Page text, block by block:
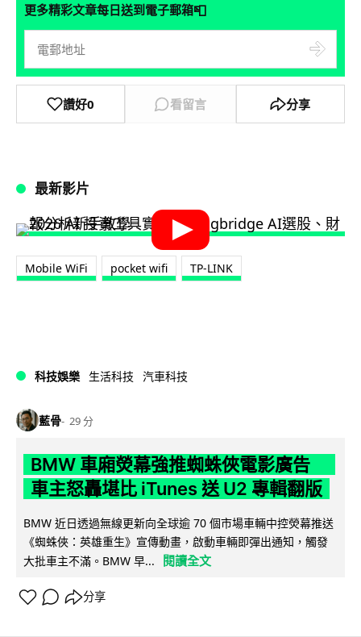
更多精彩文章每日送到電子郵箱📮
讚好0 看留言 分享
最新影片
Mobile WiFi pocket wifi TP-LINK
科技娛樂 生活科技 汽車科技
藍骨 29 分
BMW 車廂熒幕強推蜘蛛俠電影廣告
車主怒轟堪比 iTunes 送 U2 專輯翻版
BMW 近日透過無線更新向全球逾 70 個市場車輛中控熒幕推送
《蜘蛛俠：英雄重生》宣傳動畫，啟動車輛即彈出通知，觸發
大批車主不滿。BMW 早...
閱讀全文
分享